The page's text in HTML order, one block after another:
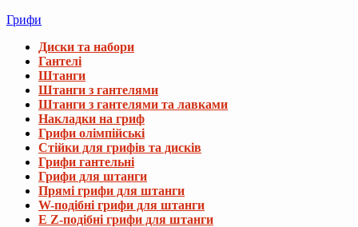
Грифи
Диски та набори
Гантелі
Штанги
Штанги з гантелями
Штанги з гантелями та лавками
Накладки на гриф
Грифи олімпійські
Стійки для грифів та дисків
Грифи гантельні
Грифи для штанги
Прямі грифи для штанги
W-подібні грифи для штанги
E Z-подібні грифи для штанги